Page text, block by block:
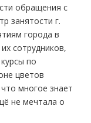
обращения с
занятости г.
города в
сотрудников,
по
цветов
многое знает
не мечтала о